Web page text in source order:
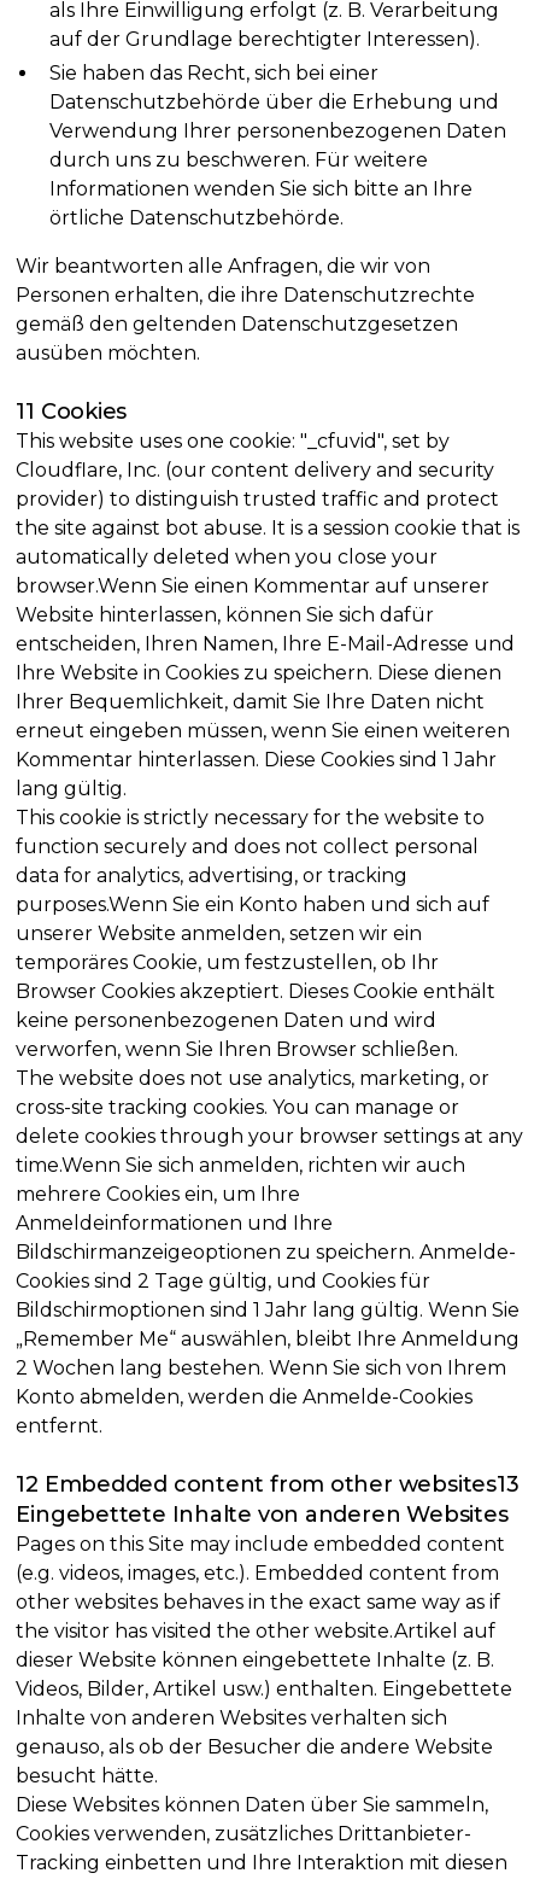
als Ihre Einwilligung erfolgt (z. B. Verarbeitung
auf der Grundlage berechtigter Interessen).
Sie haben das Recht, sich bei einer
Datenschutzbehörde über die Erhebung und
Verwendung Ihrer personenbezogenen Daten
durch uns zu beschweren. Für weitere
Informationen wenden Sie sich bitte an Ihre
örtliche Datenschutzbehörde.
Wir beantworten alle Anfragen, die wir von
Personen erhalten, die ihre Datenschutzrechte
gemäß den geltenden Datenschutzgesetzen
ausüben möchten.
11 Cookies
This website uses one cookie: "_cfuvid", set by
Cloudflare, Inc. (our content delivery and security
provider) to distinguish trusted traffic and protect
the site against bot abuse. It is a session cookie that is
automatically deleted when you close your
browser.Wenn Sie einen Kommentar auf unserer
Website hinterlassen, können Sie sich dafür
entscheiden, Ihren Namen, Ihre E-Mail-Adresse und
Ihre Website in Cookies zu speichern. Diese dienen
Ihrer Bequemlichkeit, damit Sie Ihre Daten nicht
erneut eingeben müssen, wenn Sie einen weiteren
Kommentar hinterlassen. Diese Cookies sind 1 Jahr
lang gültig.
This cookie is strictly necessary for the website to
function securely and does not collect personal
data for analytics, advertising, or tracking
purposes.Wenn Sie ein Konto haben und sich auf
unserer Website anmelden, setzen wir ein
temporäres Cookie, um festzustellen, ob Ihr
Browser Cookies akzeptiert. Dieses Cookie enthält
keine personenbezogenen Daten und wird
verworfen, wenn Sie Ihren Browser schließen.
The website does not use analytics, marketing, or
cross-site tracking cookies. You can manage or
delete cookies through your browser settings at any
time.Wenn Sie sich anmelden, richten wir auch
mehrere Cookies ein, um Ihre
Anmeldeinformationen und Ihre
Bildschirmanzeigeoptionen zu speichern. Anmelde-
Cookies sind 2 Tage gültig, und Cookies für
Bildschirmoptionen sind 1 Jahr lang gültig. Wenn Sie
„Remember Me“ auswählen, bleibt Ihre Anmeldung
2 Wochen lang bestehen. Wenn Sie sich von Ihrem
Konto abmelden, werden die Anmelde-Cookies
entfernt.
12 Embedded content from other websites13
Eingebettete Inhalte von anderen Websites
Pages on this Site may include embedded content
(e.g. videos, images, etc.). Embedded content from
other websites behaves in the exact same way as if
the visitor has visited the other website.Artikel auf
dieser Website können eingebettete Inhalte (z. B.
Videos, Bilder, Artikel usw.) enthalten. Eingebettete
Inhalte von anderen Websites verhalten sich
genauso, als ob der Besucher die andere Website
besucht hätte.
Diese Websites können Daten über Sie sammeln,
Cookies verwenden, zusätzliches Drittanbieter-
Tracking einbetten und Ihre Interaktion mit diesen